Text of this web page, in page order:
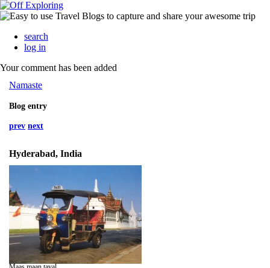
search
log in
Your comment has been added
Namaste
Blog entry
prev next
Hyderabad, India